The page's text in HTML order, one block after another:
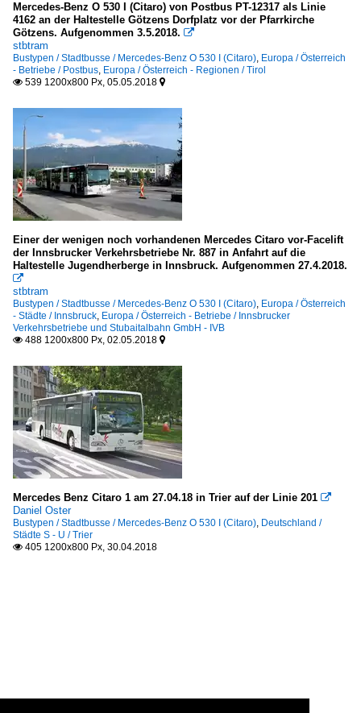
Mercedes-Benz O 530 I (Citaro) von Postbus PT-12317 als Linie
4162 an der Haltestelle Götzens Dorfplatz vor der Pfarrkirche
Götzens. Aufgenommen 3.5.2018. 
stbtram
Bustypen / Stadtbusse / Mercedes-Benz O 530 I (Citaro), Europa / Österreich
- Betriebe / Postbus, Europa / Österreich - Regionen / Tirol
 539 1200x800 Px, 05.05.2018 
Einer der wenigen noch vorhandenen Mercedes Citaro vor-Facelift
der Innsbrucker Verkehrsbetriebe Nr. 887 in Anfahrt auf die
Haltestelle Jugendherberge in Innsbruck. Aufgenommen 27.4.2018.

stbtram
Bustypen / Stadtbusse / Mercedes-Benz O 530 I (Citaro), Europa / Österreich
- Städte / Innsbruck, Europa / Österreich - Betriebe / Innsbrucker
Verkehrsbetriebe und Stubaitalbahn GmbH - IVB
 488 1200x800 Px, 02.05.2018 
Mercedes Benz Citaro 1 am 27.04.18 in Trier auf der Linie 201 
Daniel Oster
Bustypen / Stadtbusse / Mercedes-Benz O 530 I (Citaro), Deutschland /
Städte S - U / Trier
 405 1200x800 Px, 30.04.2018